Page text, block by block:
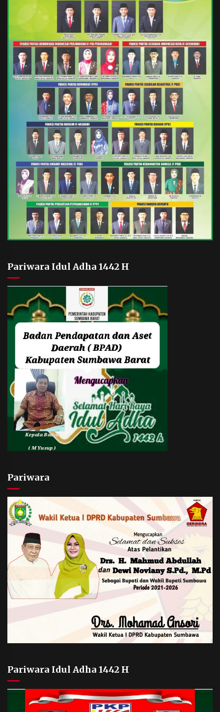
Pariwara Idul Adha 1442 H
Pariwara
Pariwara Idul Adha 1442 H